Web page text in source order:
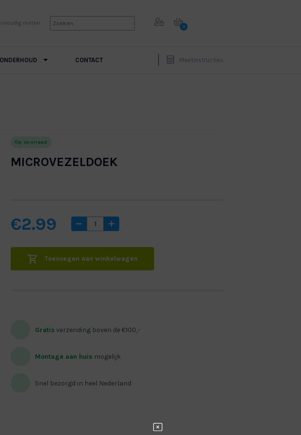
meten
0
ONDERHOUD CONTACT Meetinstructies
Op voorraad
MICROVEZELDOEK
€2.99
Toevoegen aan winkelwagen
Gratis verzending boven de €100,-
Montage aan huis mogelijk
Snel bezorgd in heel Nederland